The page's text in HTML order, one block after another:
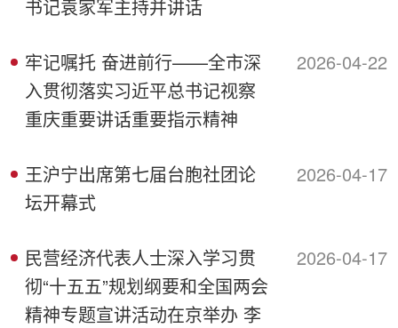
书记袁家军主持并讲话
牢记嘱托 奋进前行——全市深
入贯彻落实习近平总书记视察
重庆重要讲话重要指示精神
2026-04-22
王沪宁出席第七届台胞社团论
坛开幕式
2026-04-17
民营经济代表人士深入学习贯
彻“十五五”规划纲要和全国两会
精神专题宣讲活动在京举办 李
2026-04-17